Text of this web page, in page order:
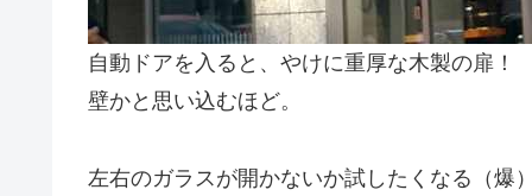
自動ドアを入ると、やけに重厚な木製の扉！
壁かと思い込むほど。
左右のガラスが開かないか試したくなる（爆